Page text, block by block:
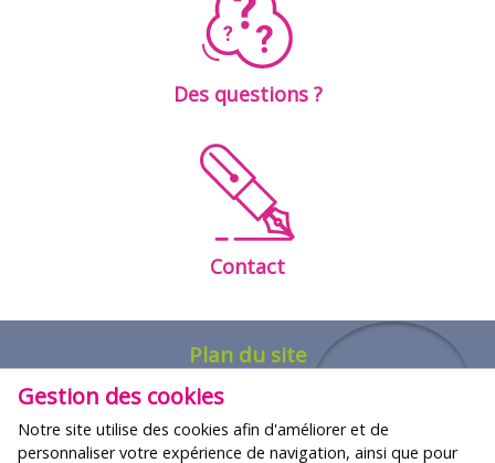
Des questions ?
Contact
Plan du site
FORMATIONS
Nos offres
Gestion des cookies
Notre site utilise des cookies afin d'améliorer et de
personnaliser votre expérience de navigation, ainsi que pour